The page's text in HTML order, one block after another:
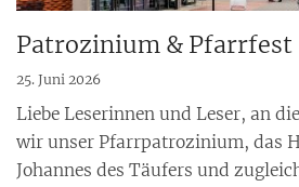
Patrozinium & Pfarrfest
25. Juni 2026
Liebe Leserinnen und Leser, an
wir unser Pfarrpatrozinium, das
Johannes des Täufers und